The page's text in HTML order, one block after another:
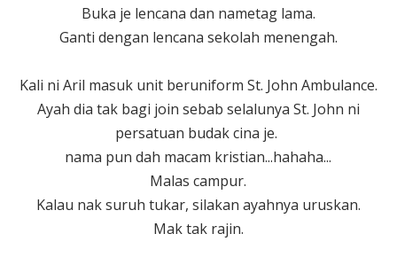
Buka je lencana dan nametag lama.
Ganti dengan lencana sekolah menengah.
Kali ni Aril masuk unit beruniform St. John Ambulance.
Ayah dia tak bagi join sebab selalunya St. John ni
persatuan budak cina je.
nama pun dah macam kristian...hahaha...
Malas campur.
Kalau nak suruh tukar, silakan ayahnya uruskan.
Mak tak rajin.